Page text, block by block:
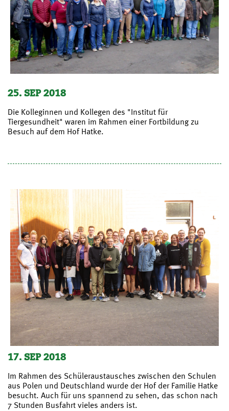
25. SEP 2018
Die Kolleginnen und Kollegen des "Institut für
Tiergesundheit" waren im Rahmen einer Fortbildung zu
Besuch auf dem Hof Hatke.
17. SEP 2018
Im Rahmen des Schüleraustausches zwischen den Schulen
aus Polen und Deutschland wurde der Hof der Familie Hatke
besucht. Auch für uns spannend zu sehen, das schon nach
7 Stunden Busfahrt vieles anders ist.